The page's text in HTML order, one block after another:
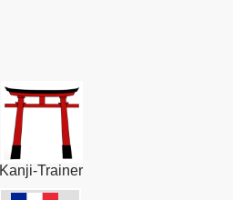
Kanji-Trainer